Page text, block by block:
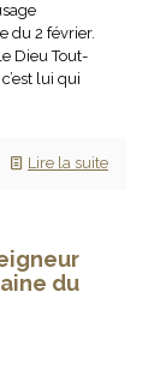
du 2 février.
Dieu Tout-
lui qui
Lire la suite
du